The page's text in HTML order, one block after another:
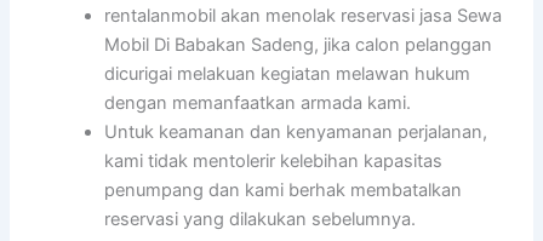
rentalanmobil akan menolak reservasi jasa Sewa
Mobil Di Babakan Sadeng, jika calon pelanggan
dicurigai melakuan kegiatan melawan hukum
dengan memanfaatkan armada kami.
Untuk keamanan dan kenyamanan perjalanan,
kami tidak mentolerir kelebihan kapasitas
penumpang dan kami berhak membatalkan
reservasi yang dilakukan sebelumnya.